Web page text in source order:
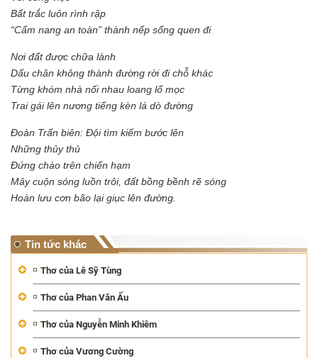
Bất trắc luôn rình rập
“Cẩm nang an toàn” thành nếp sống quen đi
Nơi đất được chữa lành
Dấu chân không thành đường rời đi chỗ khác
Từng khóm nhà nối nhau loang lổ mọc
Trai gái lên nương tiếng kèn lá dò đường
Đoàn Trấn biên: Đội tìm kiếm bước lên
Những thủy thủ
Đứng chào trên chiến hạm
Mây cuộn sóng luồn trôi, đất bồng bềnh rẽ sóng
Hoàn lưu cơn bão lại giục lên đường.
Tin tức khác
Thơ của Lê Sỹ Tùng
Thơ của Phan Văn Ấu
Thơ của Nguyễn Minh Khiêm
Thơ của Vương Cường